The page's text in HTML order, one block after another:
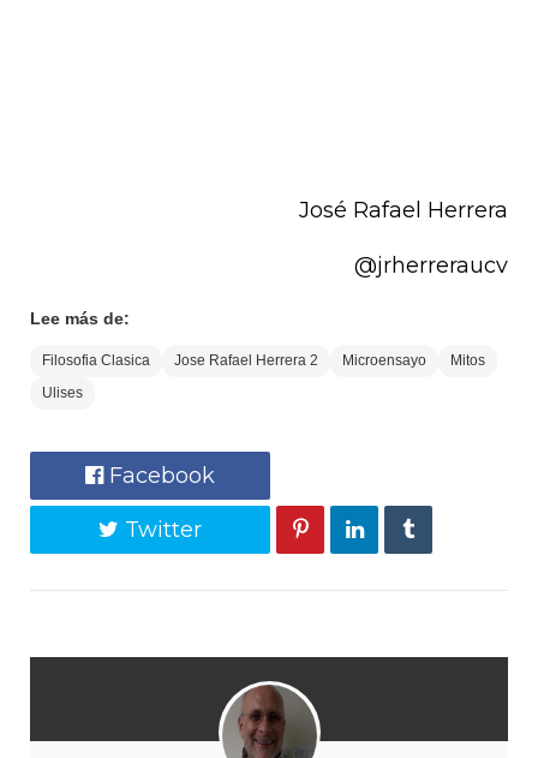
José Rafael Herrera
@jrherreraucv
Lee más de:
Filosofia Clasica Jose Rafael Herrera 2 Microensayo
Mitos
Ulises
Facebook
Twitter